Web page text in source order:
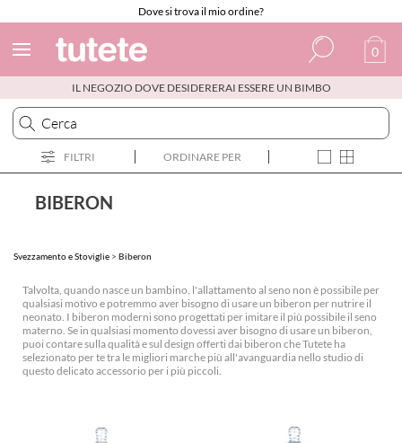
Dove si trova il mio ordine?
Spagnolo
Italiano
Inglese
Portoghese
0
IL NEGOZIO DOVE DESIDERERAI ESSERE UN BIMBO
FILTRI ORDINARE PER
BIBERON
Svezzamento e Stoviglie > Biberon
Talvolta, quando nasce un bambino, l'allattamento al seno non è possibile per
qualsiasi motivo e potremmo aver bisogno di usare un biberon per nutrire il
neonato. I biberon moderni sono progettati per imitare il più possibile il seno
materno. Se in qualsiasi momento dovessi aver bisogno di usare un biberon,
puoi contare sulla qualità e sul design offerti dai biberon che Tutete ha
selezionato per te tra le migliori marche più all'avanguardia nello studio di
questo delicato accessorio per i più piccoli.